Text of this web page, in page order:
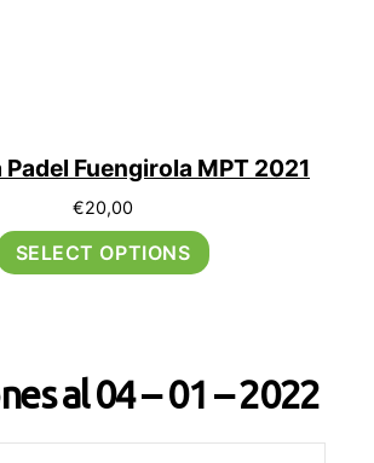
Fuengirola MPT 2021
€20,00
SELECT OPTIONS
al 04 – 01 – 2022